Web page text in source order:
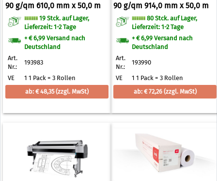
90 g/qm 610,0 mm x 50,0 m
19 Stck. auf Lager,
Lieferzeit: 1-2 Tage
+ € 6,99 Versand nach
Deutschland
Art.
Nr.:
193983
VE
1 1 Pack = 3 Rollen
ab: € 48,35(zzgl. MwSt)
90 g/qm 914,0 mm x 50,0 m
80 Stck. auf Lager,
Lieferzeit: 1-2 Tage
+ € 6,99 Versand nach
Deutschland
Art.
Nr.:
193990
VE
1 1 Pack = 3 Rollen
ab: € 72,26 (zzgl. MwSt)